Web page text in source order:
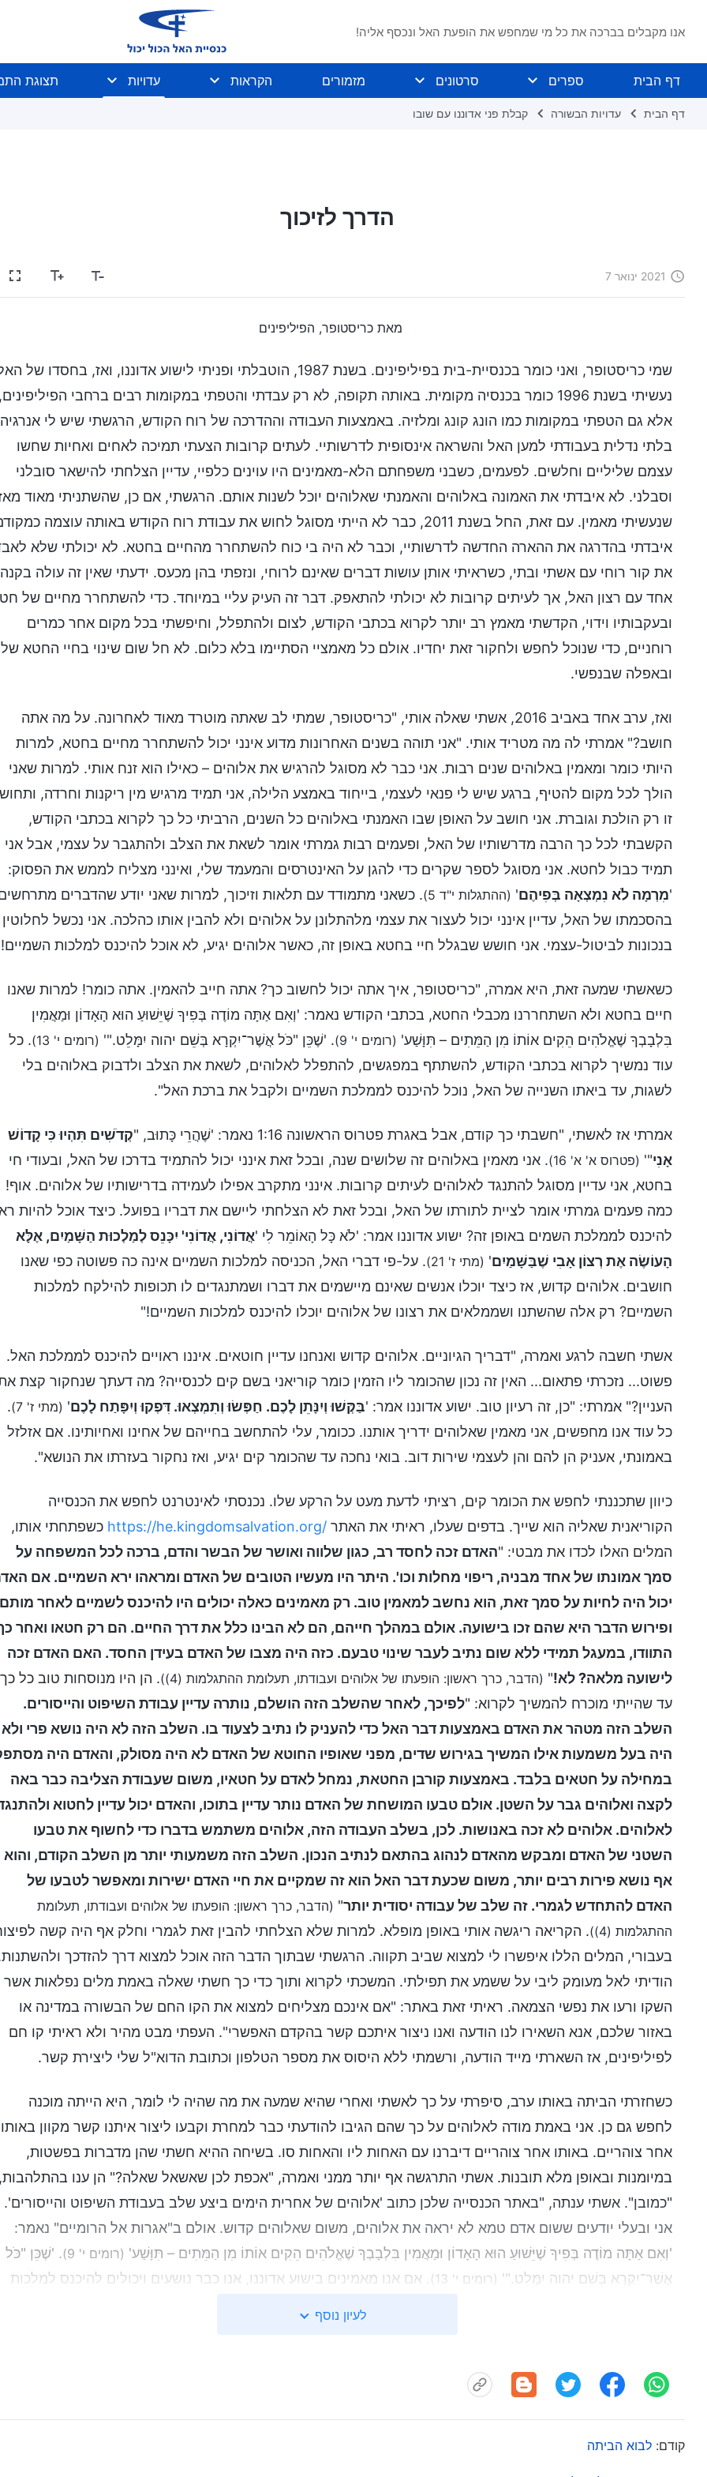
אנו מקבלים בברכה את כל מי שמחפש את הופעת האל ונכסף אליה!
דף הבית ספרים סרטונים מזמורים הקראות עדויות תצוגת
דף הבית עדויות הבשורה קבלת פני אדוננו עם שובו
הדרך לזיכוך
2021 ינואר 7
מאת כריסטופר, הפיליפינים
שמי כריסטופר, ואני כומר בכנסיית-בית בפיליפינים. בשנת 1987, הוטבלתי ופניתי לישוע אדוננו, ואז, בחסדו של
נעשיתי בשנת 1996 כומר בכנסיה מקומית. באותה תקופה, לא רק עבדתי והטפתי במקומות רבים ברחבי
אלא גם הטפתי במקומות כמו הונג קונג ומלזיה. באמצעות העבודה וההדרכה של רוח הקודש, הרגשתי שיש לי אנרגיה
בלתי נדלית בעבודתי למען האל והשראה אינסופית לדרשותיי. לעתים קרובות הצעתי תמיכה לאחים ואחיות שחשו
עצמם שליליים וחלשים. לפעמים, כשבני משפחתם הלא-מאמינים היו עוינים כלפיי, עדיין הצלחתי להישאר סובלני
וסבלני. לא איבדתי את האמונה באלוהים והאמנתי שאלוהים יוכל לשנות אותם. הרגשתי, אם כן, שהשתניתי מאוד
שנעשיתי מאמין. עם זאת, החל בשנת 2011, כבר לא הייתי מסוגל לחוש את עבודת רוח הקודש באותה עוצמה
איבדתי בהדרגה את ההארה החדשה לדרשותיי, וכבר לא היה בי כוח להשתחרר מהחיים בחטא. לא יכולתי שלא
את קור רוחי עם אשתי ובתי, כשראיתי אותן עושות דברים שאינם לרוחי, ונזפתי בהן מכעס. ידעתי שאין זה עולה בקנה
אחד עם רצון האל, אך לעיתים קרובות לא יכולתי להתאפק. דבר זה העיק עליי במיוחד. כדי להשתחרר מחיים של
ובעקבותיו וידוי, הקדשתי מאמץ רב יותר לקרוא בכתבי הקודש, לצום ולהתפלל, וחיפשתי בכל מקום אחר כמרים
רוחניים, כדי שנוכל לחפש ולחקור זאת יחדיו. אולם כל מאמציי הסתיימו בלא כלום. לא חל שום שינוי בחיי החטא
ובאפלה שבנפשי.
ואז, ערב אחד באביב 2016, אשתי שאלה אותי, "כריסטופר, שמתי לב שאתה מוטרד מאוד לאחרונה. על מה אתה
חושב?" אמרתי לה מה מטריד אותי. "אני תוהה בשנים האחרונות מדוע אינני יכול להשתחרר מחיים בחטא, למרות
היותי כומר ומאמין באלוהים שנים רבות. אני כבר לא מסוגל להרגיש את אלוהים – כאילו הוא זנח אותי. למרות שאני
הולך לכל מקום להטיף, ברגע שיש לי פנאי לעצמי, בייחוד באמצע הלילה, אני תמיד מרגיש מין ריקנות וחרדה,
זו רק הולכת וגוברת. אני חושב על האופן שבו האמנתי באלוהים כל השנים, הרביתי כל כך לקרוא בכתבי הקודש,
הקשבתי לכל כך הרבה מדרשותיו של האל, ופעמים רבות גמרתי אומר לשאת את הצלב ולהתגבר על עצמי, אבל אני
תמיד כבול לחטא. אני מסוגל לספר שקרים כדי להגן על האינטרסים והמעמד שלי, ואינני מצליח לממש את הפסוק:
'מִרְמָה לֹא נִמְצְאָה בְּפִיהֶם' (ההתגלות י"ד 5)
. כשאני מתמודד עם תלאות וזיכוך, למרות שאני יודע שהדברים
בהסכמתו של האל, עדיין אינני יכול לעצור את עצמי מלהתלונן על אלוהים ולא להבין אותו כהלכה. אני נכשל לחלוטין
בנכונות לביטול-עצמי. אני חושש שבגלל חיי בחטא באופן זה, כאשר אלוהים יגיע, לא אוכל להיכנס למלכות
כשאשתי שמעה זאת, היא אמרה, "כריסטופר, איך אתה יכול לחשוב כך? אתה חייב להאמין. אתה כומר! למרות שאנו
חיים בחטא ולא השתחררנו מכבלי החטא, בכתבי הקודש נאמר: 'וְאִם אַתָּה מוֹדֶה בְּפִיךָ שֶׁיֵּשׁוּעַ הוּא הָאָדוֹן וּמַאֲמִין
בִּלְבָבְךָ שֶׁאֱלֹהִים הֵקִים אוֹתוֹ מִן הַמֵּתִים – תִּוָּשַׁע' (רומים י' 9) . 'שֶׁכֵּן "כֺּל אֲשֶׁר־יִקְרָא בְּשֵׁם יהוה יִמָּלֵט."' (רומים י' 13)
. כל
עוד נמשיך לקרוא בכתבי הקודש, להשתתף במפגשים, להתפלל לאלוהים, לשאת את הצלב ולדבוק באלוהים בלי
לשגות, עד ביאתו השנייה של האל, נוכל להיכנס לממלכת השמיים ולקבל את ברכת האל".
אמרתי אז לאשתי, "חשבתי כך קודם, אבל באגרת פטרוס הראשונה 1:16 נאמר: 'שֶׁהֲרֵי כָּתוּב, "
קְדֺשִׁים תִּהְיוּ כִּי קָדוֹשׁ
אָנִי"' (פטרוס א' א' 16)
. אני מאמין באלוהים זה שלושים שנה, ובכל זאת אינני יכול להתמיד בדרכו של האל, ובעודי חי
בחטא, אני עדיין מסוגל להתנגד לאלוהים לעיתים קרובות. אינני מתקרב אפילו לעמידה בדרישותיו של אלוהים. אוף!
כמה פעמים גמרתי אומר לציית לתורתו של האל, ובכל זאת לא הצלחתי ליישם את דבריו בפועל. כיצד אוכל להיות
להיכנס לממלכת השמים באופן זה? ישוע אדוננו אמר: 'לֹא כָּל הָאוֹמֵר לִי 'אֲדוֹנִי, אֲדוֹנִי' יִכָּנֵס לְמַלְכוּת הַשָּׁמַיִם, אֶלָּא
הָעוֹשֶׂה אֶת רְצוֹן אָבִי שֶׁבַּשָּׁמַיִם' (מתי ז' 21)
. על-פי דברי האל, הכניסה למלכות השמיים אינה כה פשוטה כפי שאנו
חושבים. אלוהים קדוש, אז כיצד יוכלו אנשים שאינם מיישמים את דברו ושמתנגדים לו תכופות להילקח למלכות
השמיים? רק אלה שהשתנו ושממלאים את רצונו של אלוהים יוכלו להיכנס למלכות השמיים!"
אשתי חשבה לרגע ואמרה, "דבריך הגיוניים. אלוהים קדוש ואנחנו עדיין חוטאים. איננו ראויים להיכנס לממלכת האל.
פשוט... נזכרתי פתאום... האין זה נכון שהכומר ליו הזמין כומר קוריאני בשם קים לכנסייה? מה דעתך שנחקור קצת
העניין?" אמרתי: "כן, זה רעיון טוב. ישוע אדוננו אמר: 'בַּקְּשׁוּ וְיִנָּתֵן לָכֶם. חַפְּשׂוּ וְתִמְצְאוּ. דִּפְקוּ וְיִפָּתַח לָכֶם' (מתי ז' 7)
.
כל עוד אנו מחפשים, אני מאמין שאלוהים ידריך אותנו. ככומר, עלי להתחשב בחייהם של אחינו ואחיותינו. אם אזלזל
באמונתי, אעניק הן להם והן לעצמי שירות דוב. בואי נחכה עד שהכומר קים יגיע, ואז נחקור בעזרתו את הנושא".
כיוון שתכננתי לחפש את הכומר קים, רציתי לדעת מעט על הרקע שלו. נכנסתי לאינטרנט לחפש את הכנסייה
הקוריאנית שאליה הוא שייך. בדפים שעלו, ראיתי את האתר /https://he.kingdomsalvation.org
כשפתחתי אותו,
המלים האלו לכדו את מבטי: "האדם זכה לחסד רב, כגון שלווה ואושר של הבשר והדם, ברכה לכל המשפחה על
סמך אמונתו של אחד מבניה, ריפוי מחלות וכו'. היתר היו מעשיו הטובים של האדם ומראהו ירא השמיים. אם
יכול היה לחיות על סמך זאת, הוא נחשב למאמין טוב. רק מאמינים כאלה יכולים היו להיכנס לשמיים לאחר
ופירוש הדבר היא שהם זכו בישועה. אולם במהלך חייהם, הם לא הבינו כלל את דרך החיים. הם רק חטאו ואחר
התוודו, במעגל תמידי ללא שום נתיב לעבר שינוי טבעם. כזה היה מצבו של האדם בעידן החסד. האם האדם זכה
לישועה מלאה? לא!" (הדבר, כרך ראשון: הופעתו של אלוהים ועבודתו, תעלומת ההתגלמות (4))
. הן היו מנוסחות טוב כל כך
עד שהייתי מוכרח להמשיך לקרוא: "לפיכך, לאחר שהשלב הזה הושלם, נותרה עדיין עבודת השיפוט והייסורים.
השלב הזה מטהר את האדם באמצעות דבר האל כדי להעניק לו נתיב לצעוד בו. השלב הזה לא היה נושא פרי ולא
היה בעל משמעות אילו המשיך בגירוש שדים, מפני שאופיו החוטא של האדם לא היה מסולק, והאדם היה
במחילה על חטאים בלבד. באמצעות קורבן החטאת, נמחל לאדם על חטאיו, משום שעבודת הצליבה כבר באה
לקצה ואלוהים גבר על השטן. אולם טבעו המושחת של האדם נותר עדיין בתוכו, והאדם יכול עדיין לחטוא
לאלוהים. אלוהים לא זכה באנושות. לכן, בשלב העבודה הזה, אלוהים משתמש בדברו כדי לחשוף את טבעו
השטני של האדם ומבקש מהאדם לנהוג בהתאם לנתיב הנכון. השלב הזה משמעותי יותר מן השלב הקודם, והוא
אף נושא פירות רבים יותר, משום שכעת דבר האל הוא זה שמקיים את חיי האדם ישירות ומאפשר לטבעו של
האדם להתחדש לגמרי. זה שלב של עבודה יסודית יותר" (הדבר, כרך ראשון: הופעתו של אלוהים ועבודתו, תעלומת
ההתגלמות (4))
. הקריאה ריגשה אותי באופן מופלא. למרות שלא הצלחתי להבין זאת לגמרי וחלק אף היה קשה
בעבורי, המלים הללו איפשרו לי למצוא שביב תקווה. הרגשתי שבתוך הדבר הזה אוכל למצוא דרך להזדכך
הודיתי לאל מעומק ליבי על ששמע את תפילתי. המשכתי לקרוא ותוך כדי כך חשתי שאלה באמת מלים נפלאות אשר
השקו ורעו את נפשי הצמאה. ראיתי זאת באתר: "אם אינכם מצליחים למצוא את הקו החם של הבשורה במדינה או
באזור שלכם, אנא השאירו לנו הודעה ואנו ניצור איתכם קשר בהקדם האפשרי". העפתי מבט מהיר ולא ראיתי קו חם
לפיליפינים, אז השארתי מייד הודעה, ורשמתי ללא היסוס את מספר הטלפון וכתובת הדוא"ל שלי ליצירת קשר.
כשחזרתי הביתה באותו ערב, סיפרתי על כך לאשתי ואחרי שהיא שמעה את מה שהיה לי לומר, היא הייתה מוכנה
לחפש גם כן. אני באמת מודה לאלוהים על כך שהם הגיבו להודעתי כבר למחרת וקבעו ליצור איתנו קשר מקוון באותו
אחר צוהריים. באותו אחר צוהריים דיברנו עם האחות ליו והאחות סו. בשיחה ההיא חשתי שהן מדברות בפשטות,
במיומנות ובאופן מלא תובנות. אשתי התרגשה אף יותר ממני ואמרה, "אכפת לכן שאשאל שאלה?" הן ענו
"כמובן". אשתי ענתה, "באתר הכנסייה שלכן כתוב 'אלוהים של אחרית הימים ביצע שלב בעבודת השיפוט והייסורים'.
אני ובעלי יודעים ששום אדם טמא לא יראה את אלוהים, משום שאלוהים קדוש. אולם ב"אגרות אל הרומיים" נאמר:
'וְאִם אַתָּה מוֹדֶה בְּפִיךָ שֶׁיֵּשׁוּעַ הוּא הָאָדוֹן וּמַאֲמִין בִּלְבָבְךָ שֶׁאֱלֹהִים הֵקִים אוֹתוֹ מִן הַמֵּתִים – תִּוָּשַׁע' (רומים י' 9)
. 'שֶׁכֵּן "כֺּל
אֲשֶׁר־יִקְרָא בְּשֵׁם יהוה יִמָּלֵט."' (רומים י' 13)
. אם אנו מאמינים בישוע אדוננו, אנו כבר נושעים ויכולים להיכנס למלכות
האחות לי השיבה, "תודה לאל! הנה נשתף יחדיו ונניח לאלוהים להנחותנו. הבה נתבונן תחילה במשמעות של הביטוי
'להיוושע' כאן. בתקופה האחרונה של עידן החוק, כל האנשים התרחקו מאלוהים וכבר לא ניחנו בלבבות יראי שמיים.
הם נעשו יותר ויותר חוטאים, והרחיקו לכת עד כדי הקרבה של בעלי חיים ועופות עיוורים, צולעים וחולים כקורבנות.
האנשים באותה תקופה לא שמרו עוד את החוק, וכולם היו נתונים בסכנה שדינם ייגזר למוות בגין הפרת החוק.
לעיון נוסף
קודם: לבוא הביתה